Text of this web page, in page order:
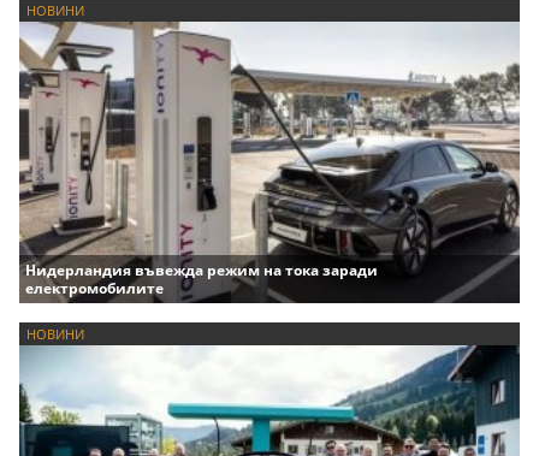
НОВИНИ
Нидерландия въвежда режим на тока заради
електромобилите
НОВИНИ